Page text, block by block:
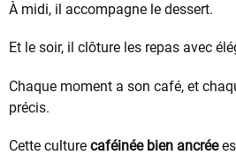
À midi, il accompagne le dessert.
Et le soir, il clôture les repas avec
Chaque moment a son café, et
précis.
Cette culture caféinée bien ancrée